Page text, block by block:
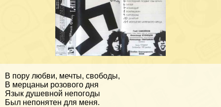
В пору любви, мечты, свободы,
В мерцаньи розового дня
Язык душевной непогоды
Был непонятен для меня.